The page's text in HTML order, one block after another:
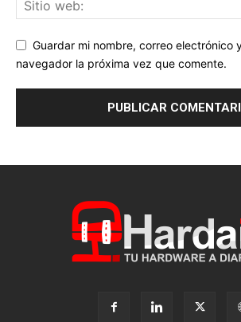
Guardar mi nombre, correo electrónico
navegador la próxima vez que comente.